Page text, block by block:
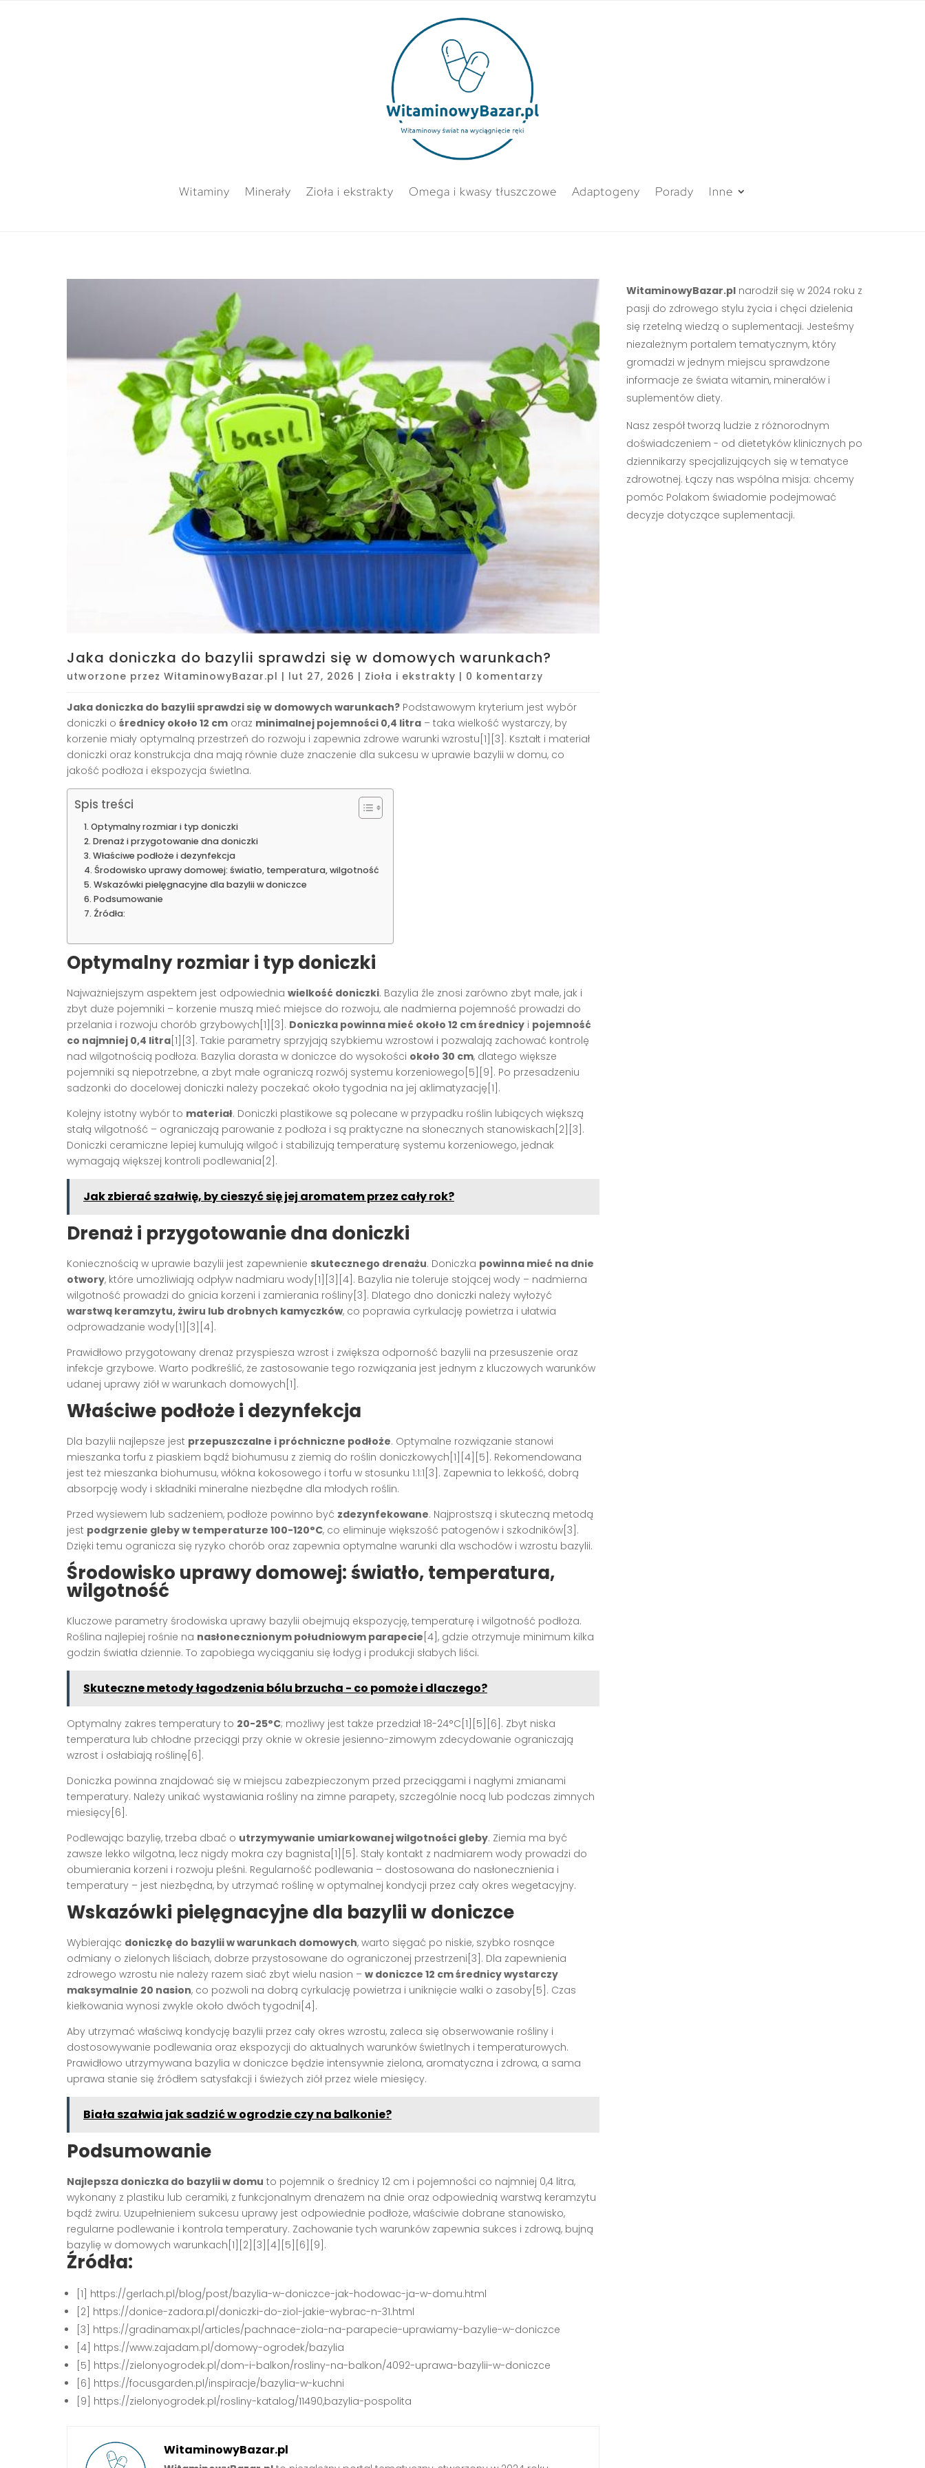
Witaminy Minerały Zioła i ekstrakty Omega i kwasy tłuszczowe Adaptogeny Porady Inne
Jaka doniczka do bazylii sprawdzi się w domowych warunkach?
utworzone przez WitaminowyBazar.pl | lut 27, 2026 | Zioła i ekstrakty | 0 komentarzy
Jaka doniczka do bazylii sprawdzi się w domowych warunkach? Podstawowym kryterium jest wybór
doniczki o średnicy około 12 cm oraz minimalnej pojemności 0,4 litra – taka wielkość wystarczy, by
korzenie miały optymalną przestrzeń do rozwoju i zapewnia zdrowe warunki wzrostu[1][3]. Kształt i materiał
doniczki oraz konstrukcja dna mają równie duże znaczenie dla sukcesu w uprawie bazylii w domu, co
jakość podłoża i ekspozycja świetlna.
Spis treści
Optymalny rozmiar i typ doniczki
Drenaż i przygotowanie dna doniczki
Właściwe podłoże i dezynfekcja
Środowisko uprawy domowej: światło, temperatura, wilgotność
Wskazówki pielęgnacyjne dla bazylii w doniczce
Podsumowanie
Źródła:
Optymalny rozmiar i typ doniczki
Najważniejszym aspektem jest odpowiednia wielkość doniczki. Bazylia źle znosi zarówno zbyt małe, jak i
zbyt duże pojemniki – korzenie muszą mieć miejsce do rozwoju, ale nadmierna pojemność prowadzi do
przelania i rozwoju chorób grzybowych[1][3]. Doniczka powinna mieć około 12 cm średnicy i pojemność
co najmniej 0,4 litra[1][3]. Takie parametry sprzyjają szybkiemu wzrostowi i pozwalają zachować kontrolę
nad wilgotnością podłoża. Bazylia dorasta w doniczce do wysokości około 30 cm, dlatego większe
pojemniki są niepotrzebne, a zbyt małe ograniczą rozwój systemu korzeniowego[5][9]. Po przesadzeniu
sadzonki do docelowej doniczki należy poczekać około tygodnia na jej aklimatyzację[1].
Kolejny istotny wybór to materiał. Doniczki plastikowe są polecane w przypadku roślin lubiących większą
stałą wilgotność – ograniczają parowanie z podłoża i są praktyczne na słonecznych stanowiskach[2][3].
Doniczki ceramiczne lepiej kumulują wilgoć i stabilizują temperaturę systemu korzeniowego, jednak
wymagają większej kontroli podlewania[2].
Jak zbierać szałwię, by cieszyć się jej aromatem przez cały rok?
Drenaż i przygotowanie dna doniczki
Koniecznością w uprawie bazylii jest zapewnienie skutecznego drenażu. Doniczka powinna mieć na dnie
otwory, które umożliwiają odpływ nadmiaru wody[1][3][4]. Bazylia nie toleruje stojącej wody – nadmierna
wilgotność prowadzi do gnicia korzeni i zamierania rośliny[3]. Dlatego dno doniczki należy wyłożyć
warstwą keramzytu, żwiru lub drobnych kamyczków, co poprawia cyrkulację powietrza i ułatwia
odprowadzanie wody[1][3][4].
Prawidłowo przygotowany drenaż przyspiesza wzrost i zwiększa odporność bazylii na przesuszenie oraz
infekcje grzybowe. Warto podkreślić, że zastosowanie tego rozwiązania jest jednym z kluczowych warunków
udanej uprawy ziół w warunkach domowych[1].
Właściwe podłoże i dezynfekcja
Dla bazylii najlepsze jest przepuszczalne i próchniczne podłoże. Optymalne rozwiązanie stanowi
mieszanka torfu z piaskiem bądź biohumusu z ziemią do roślin doniczkowych[1][4][5]. Rekomendowana
jest też mieszanka biohumusu, włókna kokosowego i torfu w stosunku 1:1:1[3]. Zapewnia to lekkość, dobrą
absorpcję wody i składniki mineralne niezbędne dla młodych roślin.
Przed wysiewem lub sadzeniem, podłoże powinno być zdezynfekowane. Najprostszą i skuteczną metodą
jest podgrzenie gleby w temperaturze 100-120°C, co eliminuje większość patogenów i szkodników[3].
Dzięki temu ogranicza się ryzyko chorób oraz zapewnia optymalne warunki dla wschodów i wzrostu bazylii.
Środowisko uprawy domowej: światło, temperatura,
wilgotność
Kluczowe parametry środowiska uprawy bazylii obejmują ekspozycję, temperaturę i wilgotność podłoża.
Roślina najlepiej rośnie na nasłonecznionym południowym parapecie [4], gdzie otrzymuje minimum kilka
godzin światła dziennie. To zapobiega wyciąganiu się łodyg i produkcji słabych liści.
Skuteczne metody łagodzenia bólu brzucha - co pomoże i dlaczego?
Optymalny zakres temperatury to 20-25°C; możliwy jest także przedział 18-24°C[1][5][6]. Zbyt niska
temperatura lub chłodne przeciągi przy oknie w okresie jesienno-zimowym zdecydowanie ograniczają
wzrost i osłabiają roślinę[6].
Doniczka powinna znajdować się w miejscu zabezpieczonym przed przeciągami i nagłymi zmianami
temperatury. Należy unikać wystawiania rośliny na zimne parapety, szczególnie nocą lub podczas zimnych
miesięcy[6].
Podlewając bazylię, trzeba dbać o utrzymywanie umiarkowanej wilgotności gleby. Ziemia ma być
zawsze lekko wilgotna, lecz nigdy mokra czy bagnista[1][5]. Stały kontakt z nadmiarem wody prowadzi do
obumierania korzeni i rozwoju pleśni. Regularność podlewania – dostosowana do nasłonecznienia i
temperatury – jest niezbędna, by utrzymać roślinę w optymalnej kondycji przez cały okres wegetacyjny.
Wskazówki pielęgnacyjne dla bazylii w doniczce
Wybierając doniczkę do bazylii w warunkach domowych, warto sięgać po niskie, szybko rosnące
odmiany o zielonych liściach, dobrze przystosowane do ograniczonej przestrzeni[3]. Dla zapewnienia
zdrowego wzrostu nie należy razem siać zbyt wielu nasion – w doniczce 12 cm średnicy wystarczy
maksymalnie 20 nasion, co pozwoli na dobrą cyrkulację powietrza i uniknięcie walki o zasoby[5]. Czas
kiełkowania wynosi zwykle około dwóch tygodni[4].
Aby utrzymać właściwą kondycję bazylii przez cały okres wzrostu, zaleca się obserwowanie rośliny i
dostosowywanie podlewania oraz ekspozycji do aktualnych warunków świetlnych i temperaturowych.
Prawidłowo utrzymywana bazylia w doniczce będzie intensywnie zielona, aromatyczna i zdrowa, a sama
uprawa stanie się źródłem satysfakcji i świeżych ziół przez wiele miesięcy.
Biała szałwia jak sadzić w ogrodzie czy na balkonie?
Podsumowanie
Najlepsza doniczka do bazylii w domu to pojemnik o średnicy 12 cm i pojemności co najmniej 0,4 litra,
wykonany z plastiku lub ceramiki, z funkcjonalnym drenażem na dnie oraz odpowiednią warstwą keramzytu
bądź żwiru. Uzupełnieniem sukcesu uprawy jest odpowiednie podłoże, właściwie dobrane stanowisko,
regularne podlewanie i kontrola temperatury. Zachowanie tych warunków zapewnia sukces i zdrową, bujną
bazylię w domowych warunkach[1][2][3][4][5][6][9].
Źródła:
[1] https://gerlach.pl/blog/post/bazylia-w-doniczce-jak-hodowac-ja-w-domu.html
[2] https://donice-zadora.pl/doniczki-do-ziol-jakie-wybrac-n-31.html
[3] https://gradinamax.pl/articles/pachnace-ziola-na-parapecie-uprawiamy-bazylie-w-doniczce
[4] https://www.zajadam.pl/domowy-ogrodek/bazylia
[5] https://zielonyogrodek.pl/dom-i-balkon/rosliny-na-balkon/4092-uprawa-bazylii-w-doniczce
[6] https://focusgarden.pl/inspiracje/bazylia-w-kuchni
[9] https://zielonyogrodek.pl/rosliny-katalog/11490,bazylia-pospolita
WitaminowyBazar.pl
WitaminowyBazar.plnarodził się w 2024 roku z
pasji do zdrowego stylu życia i chęci dzielenia
się rzetelną wiedzą o suplementacji. Jesteśmy
niezależnym portalem tematycznym, który
gromadzi w jednym miejscu sprawdzone
informacje ze świata witamin, minerałów i
suplementów diety.
Nasz zespół tworzą ludzie z różnorodnym
doświadczeniem - od dietetyków klinicznych po
dziennikarzy specjalizujących się w tematyce
zdrowotnej. Łączy nas wspólna misja: chcemy
pomóc Polakom świadomie podejmować
decyzje dotyczące suplementacji.